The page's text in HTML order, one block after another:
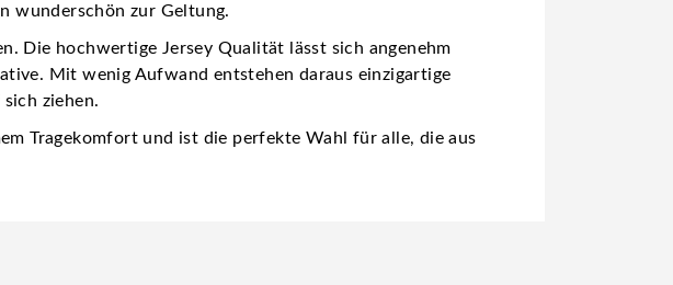
wunderschön zur Geltung.
Die hochwertige Jersey Qualität lässt sich angenehm
Mit wenig Aufwand entstehen daraus einzigartige
ziehen.
Tragekomfort und ist die perfekte Wahl für alle, die aus